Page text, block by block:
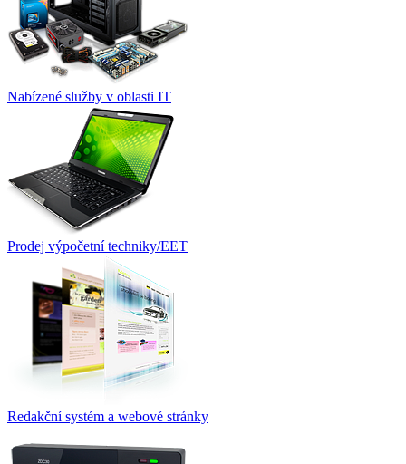
Nabízené služby v oblasti IT
Prodej výpočetní techniky/EET
Redakční systém a webové stránky